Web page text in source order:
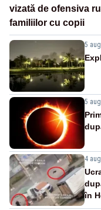
vizată de ofensiva
familiilor cu copii
5
5
4
în